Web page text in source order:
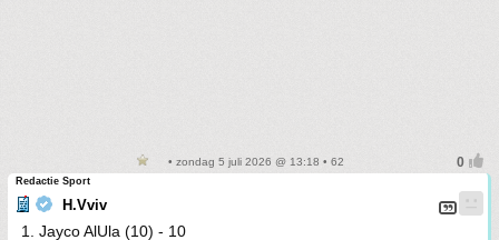
• zondag 5 juli 2026 @ 13:18 • 62
Redactie Sport
H.Vviv
1. Jayco AlUla (10) - 10